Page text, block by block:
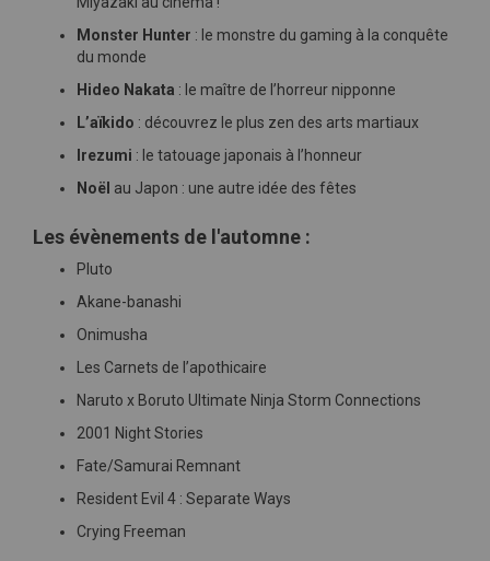
Monster Hunter : le monstre du gaming à la conquête
du monde
Hideo Nakata : le maître de l’horreur nipponne
L’aïkido : découvrez le plus zen des arts martiaux
Irezumi : le tatouage japonais à l’honneur
Noël au Japon : une autre idée des fêtes
Les évènements de l'automne :
Pluto
Akane-banashi
Onimusha
Les Carnets de l’apothicaire
Naruto x Boruto Ultimate Ninja Storm Connections
2001 Night Stories
Fate/Samurai Remnant
Resident Evil 4 : Separate Ways
Crying Freeman